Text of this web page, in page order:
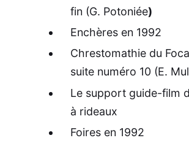
fin (G. Potoniée)
Enchères en 1992
Chrestomathie du
suite numéro 10 (E.
Le support guide-film
à rideaux
Foires en 1992